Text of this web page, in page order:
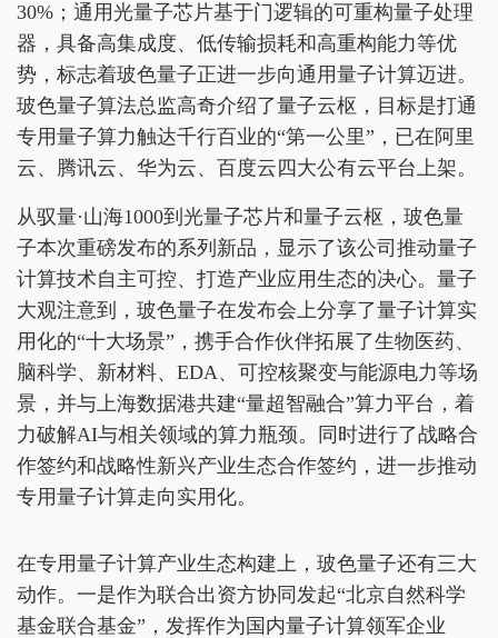
30%；通用光量子芯片基于门逻辑的可重构量子处理
器，具备高集成度、低传输损耗和高重构能力等优
势，标志着玻色量子正进一步向通用量子计算迈进。
玻色量子算法总监高奇介绍了量子云枢，目标是打通
专用量子算力触达千行百业的“第一公里”，已在阿里
云、腾讯云、华为云、百度云四大公有云平台上架。
从驭量·山海1000到光量子芯片和量子云枢，玻色量
子本次重磅发布的系列新品，显示了该公司推动量子
计算技术自主可控、打造产业应用生态的决心。量子
大观注意到，玻色量子在发布会上分享了量子计算实
用化的“十大场景”，携手合作伙伴拓展了生物医药、
脑科学、新材料、EDA、可控核聚变与能源电力等场
景，并与上海数据港共建“量超智融合”算力平台，着
力破解AI与相关领域的算力瓶颈。同时进行了战略合
作签约和战略性新兴产业生态合作签约，进一步推动
专用量子计算走向实用化。
在专用量子计算产业生态构建上，玻色量子还有三大
动作。一是作为联合出资方协同发起“北京自然科学
基金联合基金”，发挥作为国内量子计算领军企业